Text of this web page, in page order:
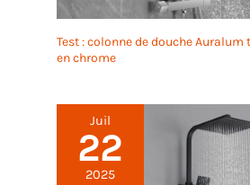
Test : colonne de douche
en chrome
Juil
22
2025